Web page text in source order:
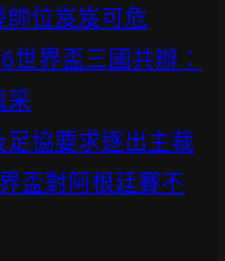
位岌岌可危
世界盃三國共辦：
采
足協要求逐出主裁
盃對阿根廷賽不